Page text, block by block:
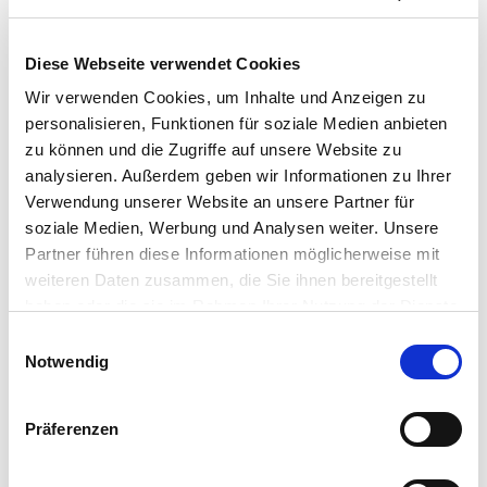
Diese Webseite verwendet Cookies
Wir verwenden Cookies, um Inhalte und Anzeigen zu
personalisieren, Funktionen für soziale Medien anbieten
zu können und die Zugriffe auf unsere Website zu
analysieren. Außerdem geben wir Informationen zu Ihrer
Verwendung unserer Website an unsere Partner für
soziale Medien, Werbung und Analysen weiter. Unsere
Partner führen diese Informationen möglicherweise mit
weiteren Daten zusammen, die Sie ihnen bereitgestellt
Notwendig
Präferenzen
Braunschweig / Schwarzer Berg
Braunschweig / Viewegs Garten-Bebelhof
Braunschweig / Wenden
Braunschweig / Wenden-Thune-Harxbüttel
Braunschweig / Weststadt
Königslutter
Königslutter am Elm
Lehre / Essenrode
Meine / Bechtsbüttel Reinstedt Salzgitter
Salzgitter / Lobmachtersen
Salzgitter / Thiede Vechelde
Wolfsburg / Hattorf
Eigentumswohnungen Braunschweig
Eigentumswohnung
Immo
Mietwohnungen